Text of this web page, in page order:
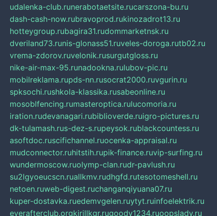
udalenka-club.runerabotaetsite.rucarszona-bu.ru
dash-cash-now.rubravoprod.rukinozadrot13.ru
hotteygroup.rubagira31.rudommarketnsk.ru
dveriland73.runis-glonass51.ruveles-doroga.rutb02.ru
vrema-zdorov.ruvelonik.rusurgutgloss.ru
nike-air-max-95.runadookna.rulubov-pic.ru
mobilreklama.rupds-nn.rusocrat2000.ruvgurin.ru
spksochi.rushkola-klassika.rusabeonline.ru
mosoblfencing.rumasteroptica.rulucomoria.ru
iration.rudevanagari.rubiblioverde.ruigro-pictures.ru
dk-tulamash.rus-dez-s.rupeysok.rublackcountess.ru
asoftdoc.ruscifichannel.ruocenka-appraisal.ru
mudconnector.ruhitstih.rupik-finance.ruvip-surfing.ru
wundermoscow.ruolymp-clan.rudr-pavlush.ru
su2lgyoeucscn.ruallkmv.rudhgfd.rutesotomeshell.ru
netoen.ruweb-digest.ruchanganqiyuana07.ru
kuper-dostavka.ruedemvgelen.ruytyt.ruinfoelektrik.ru
everafterclub.orgkirillkgr.rugoodv1234.ruoopslady.ru